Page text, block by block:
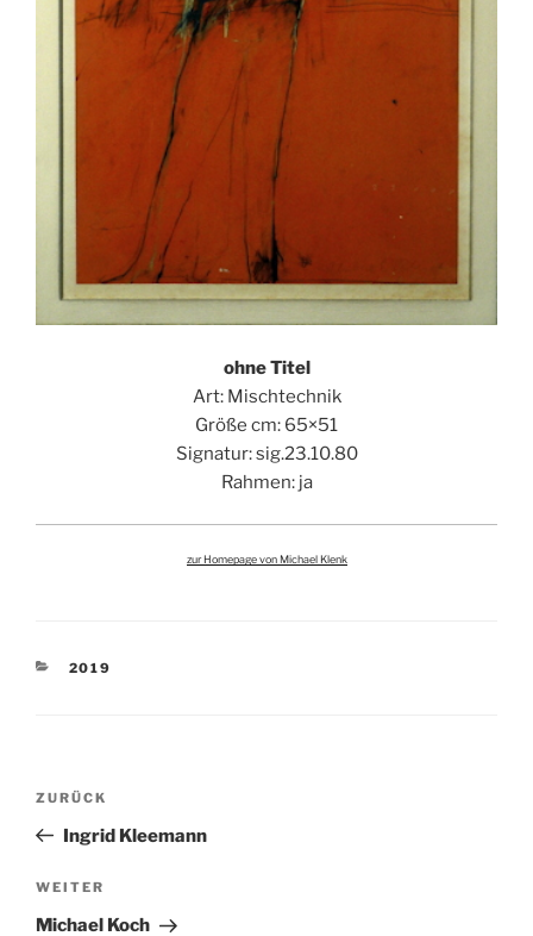
ohne Titel
Art: Mischtechnik
Größe cm: 65×51
Signatur: sig.23.10.80
Rahmen: ja
zur Homepage von Michael Klenk
KATEGORIEN
2019
Beitragsnavigation
Vorheriger
Beitrag
ZURÜCK
Ingrid Kleemann
Nächster
Beitrag
WEITER
Michael Koch